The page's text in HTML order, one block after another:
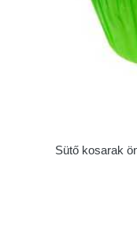
Sütő kosarak